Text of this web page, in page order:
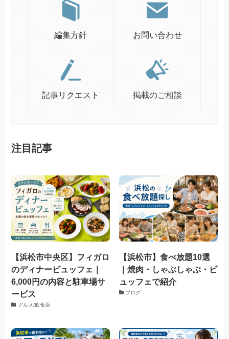
編集方針 お問い合わせ
記事リクエスト 掲載のご相談
注目記事
【浜松市中央区】フィガロ
のディナービュッフェ｜
6,000円の内容と駐車場サ
ービス
グルメ/飲食店
【浜松市】食べ放題10選
｜焼肉・しゃぶしゃぶ・ビ
ュッフェで紹介
ブログ